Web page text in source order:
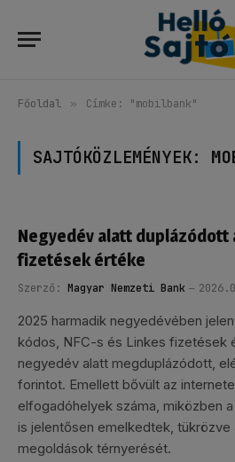
Főoldal » Címke: "mobilbank"
SAJTÓKÖZLEMÉNYEK:
Negyedév alatt duplázódott
fizetések értéke
Szerző: Magyar Nemzeti Bank
2025 harmadik negyedévében
kódos, NFC-s és Linkes fizetések
negyedév alatt megduplázódott,
forintot. Emellett bővült az
elfogadóhelyek száma, miközben
is jelentősen emelkedtek, tükrözve
megoldások térnyerését.